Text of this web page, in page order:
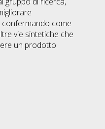
confermando come
vie sintetiche che
un prodotto